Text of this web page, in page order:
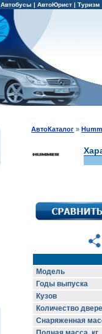
Автобусы | АвтоЮрист | Туризм
АвтоКаталог »
Модель
Годы выпуска
Кузов
Количество
Снаряженная